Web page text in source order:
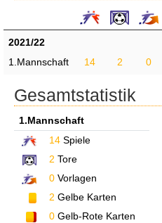
2021/22
1.Mannschaft
14 2 0
Gesamtstatistik
1.Mannschaft
14 Spiele
2 Tore
0 Vorlagen
2 Gelbe Karten
0 Gelb-Rote Karten